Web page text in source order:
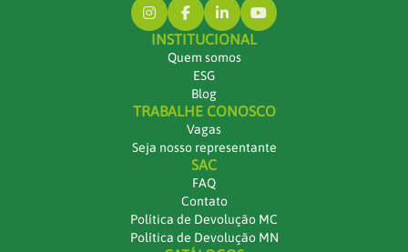
INSTITUCIONAL
Quem somos
ESG
Blog
TRABALHE CONOSCO
Vagas
Seja nosso representante
SAC
FAQ
Contato
Política de Devolução MC
Política de Devolução MN